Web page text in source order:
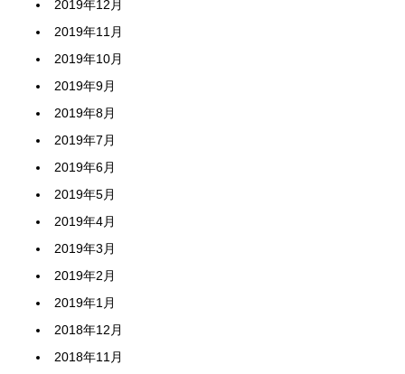
2019年12月
2019年11月
2019年10月
2019年9月
2019年8月
2019年7月
2019年6月
2019年5月
2019年4月
2019年3月
2019年2月
2019年1月
2018年12月
2018年11月